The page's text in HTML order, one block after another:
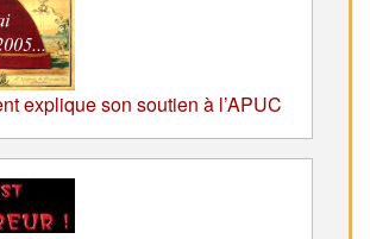
explique son soutien à l’APUC